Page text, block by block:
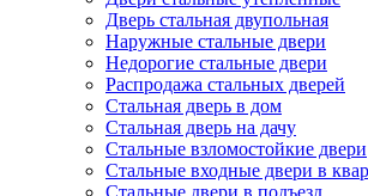
Дверь стальная двупольная
Наружные стальные двери
Недорогие стальные двери
Распродажа стальных дверей
Стальная дверь в дом
Стальная дверь на дачу
Стальные взломостойкие двери
Стальные входные двери в